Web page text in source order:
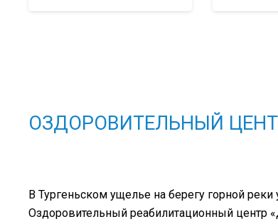
ОЗДОРОВИТЕЛЬНЫЙ
В Тургеньском ущелье на берегу горной
Оздоровительный реабилитационный центр